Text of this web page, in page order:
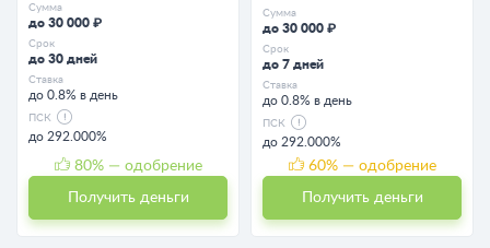
Сумма
до 30 000 ₽
Срок
до 30 дней
Ставка
до 0.8% в день
ПСК
до 292.000%
80% — одобрение
Получить деньги
Сумма
до 30 000 ₽
Срок
до 7 дней
Ставка
до 0.8% в день
ПСК
до 292.000%
60% — одобрение
Получить деньги